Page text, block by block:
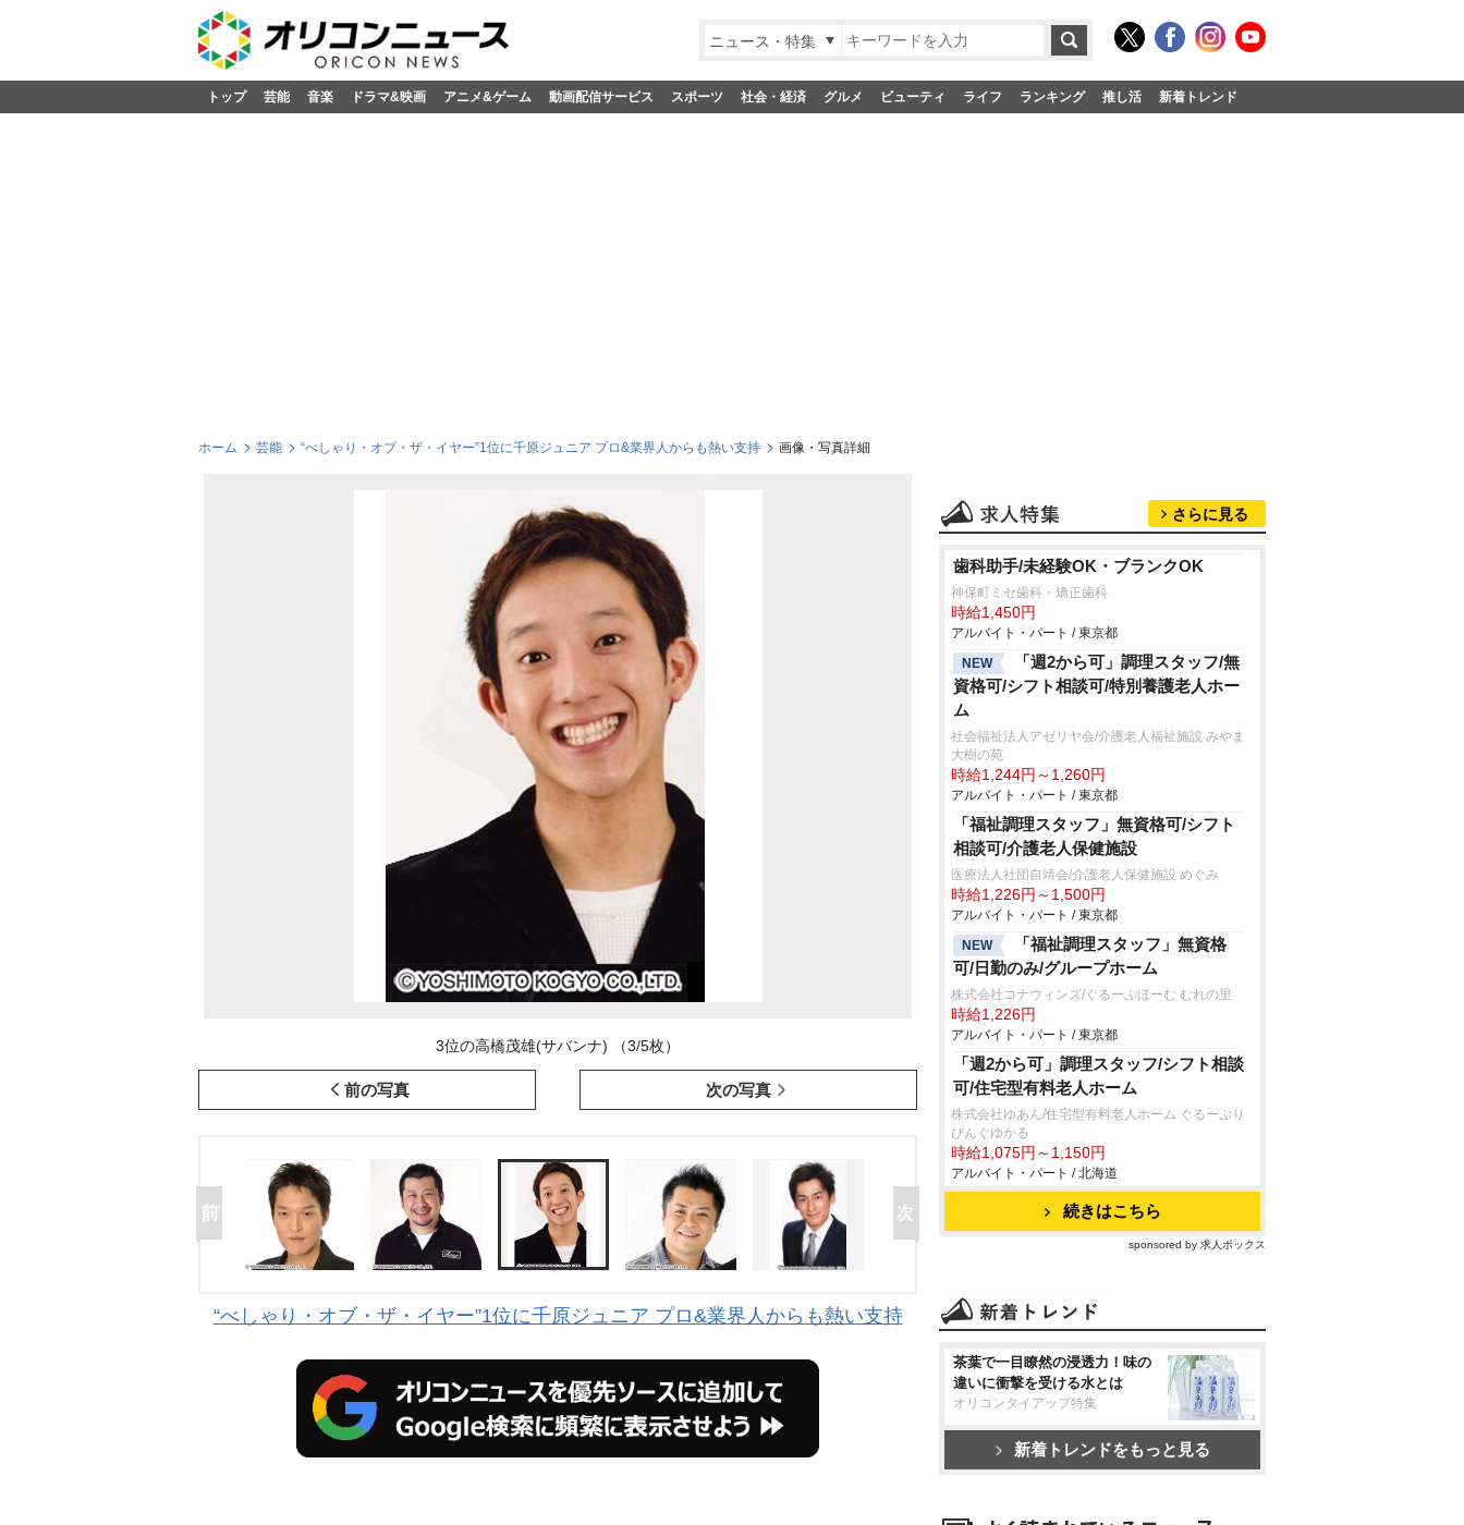
ニュース・特集
トップ 芸能 音楽 ドラマ&映画 アニメ&ゲーム 動画配信サービス スポーツ 社会・経済 グルメ ビューティ ライフ ランキング 推し活 新着トレンド
ホーム 芸能 “べしゃり・オブ・ザ・イヤー”1位に千原ジュニア プロ&業界人からも熱い支持 画像・写真詳細
3位の高橋茂雄(サバンナ) （3/5枚）
前の写真 次の写真
“べしゃり・オブ・ザ・イヤー”1位に千原ジュニア プロ&業界人からも熱い支持
さらに見る
歯科助手/未経験OK・ブランクOK
神保町ミセ歯科・矯正歯科
時給1,450円
アルバイト・パート / 東京都
NEW
「週2から可」調理スタッフ/無
資格可/シフト相談可/特別養護老人ホー
ム
社会福祉法人アゼリヤ会/介護老人福祉施設 みやま
大樹の苑
時給1,244円～1,260円
アルバイト・パート / 東京都
「福祉調理スタッフ」無資格可/シフト
相談可/介護老人保健施設
医療法人社団自靖会/介護老人保健施設 めぐみ
時給1,226円～1,500円
アルバイト・パート / 東京都
NEW
「福祉調理スタッフ」無資格
可/日勤のみ/グループホーム
株式会社コナウィンズ/ぐるーぷほーむ むれの里
時給1,226円
アルバイト・パート / 東京都
「週2から可」調理スタッフ/シフト相談
可/住宅型有料老人ホーム
株式会社ゆあん/住宅型有料老人ホーム ぐるーぷり
びんぐゆかる
時給1,075円～1,150円
アルバイト・パート / 北海道
続きはこちら
sponsored by 求人ボックス
茶葉で一目瞭然の浸透力！味の
違いに衝撃を受ける水とは
オリコンタイアップ特集
新着トレンドをもっと見る